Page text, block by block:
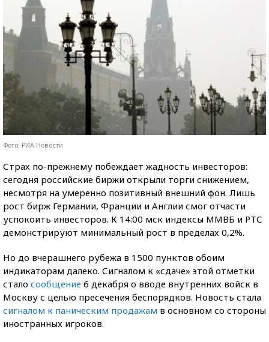
Фото: РИА Новости
Страх по-прежнему побеждает жадность инвесторов:
сегодня российские биржи открыли торги снижением,
несмотря на умеренно позитивный внешний фон. Лишь
рост бирж Германии, Франции и Англии смог отчасти
успокоить инвесторов. К 14:00 мск индексы ММВБ и РТС
демонстрируют минимальный рост в пределах 0,2%.
Но до вчерашнего рубежа в 1500 пунктов обоим
индикаторам далеко. Сигналом к «сдаче» этой отметки
стало сообщение 6 декабря о вводе внутренних войск в
Москву с целью пресечения беспорядков. Новость стала
сигналом к паническим продажам в основном со стороны
иностранных игроков.